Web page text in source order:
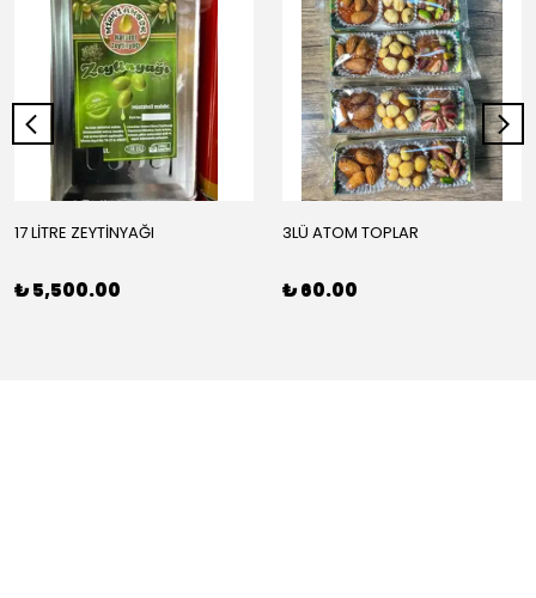
17 LİTRE ZEYTİNYAĞI
₺ 5,500.00
3LÜ ATOM TOPLAR
₺ 60.00